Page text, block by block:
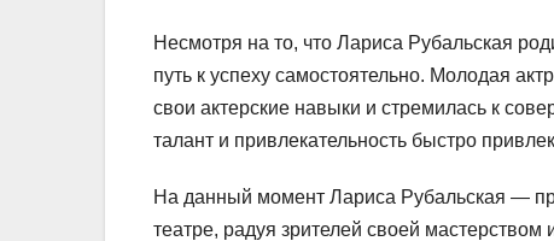
Несмотря на то, что Лариса Рубальская
путь к успеху самостоятельно. Молодая
свои актерские навыки и стремилась к
талант и привлекательность быстро
На данный момент Лариса Рубальская —
театре, радуя зрителей своей